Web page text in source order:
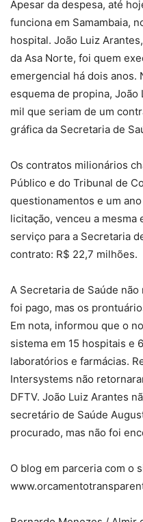
Apesar da despesa, até
funciona em Samambaia,
hospital. João Luiz
da Asa Norte, foi quem
emergencial há dois anos.
esquema de propina,
mil que seriam de um
gráfica da Secretaria de
Os contratos milionários
Público e do Tribunal de
questionamentos e um
licitação, venceu a mesma
serviço para a Secretaria
contrato: R$ 22,7 milhões.
A Secretaria de Saúde
foi pago, mas os
Em nota, informou que o
sistema em 15 hospitais e
laboratórios e farmácias.
Intersystems não
DFTV. João Luiz Arantes
secretário de Saúde
procurado, mas não foi
O blog em parceria com o